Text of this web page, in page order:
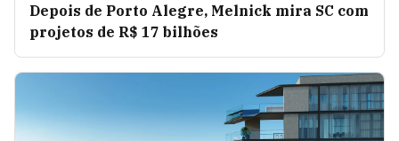
Depois de Porto Alegre, Melnick mira SC com
projetos de R$ 17 bilhões